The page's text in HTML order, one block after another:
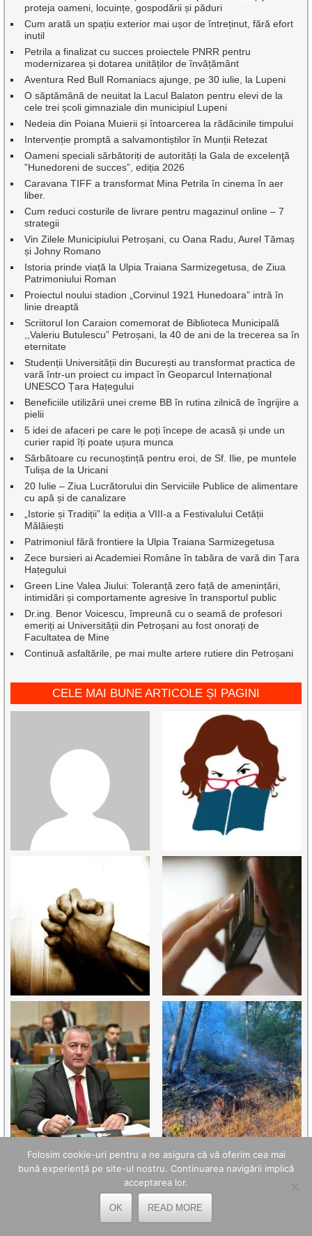
proteja oameni, locuințe, gospodării și păduri
Cum arată un spațiu exterior mai ușor de întreținut, fără efort
inutil
Petrila a finalizat cu succes proiectele PNRR pentru
modernizarea și dotarea unităților de învățământ
Aventura Red Bull Romaniacs ajunge, pe 30 iulie, la Lupeni
O săptămână de neuitat la Lacul Balaton pentru elevi de la
cele trei școli gimnaziale din municipiul Lupeni
Nedeia din Poiana Muierii și întoarcerea la rădăcinile timpului
Intervenție promptă a salvamontiștilor în Munții Retezat
Oameni speciali sărbătoriți de autorități la Gala de excelenţă
”Hunedoreni de succes”, ediția 2026
Caravana TIFF a transformat Mina Petrila în cinema în aer
liber.
Cum reduci costurile de livrare pentru magazinul online – 7
strategii
Vin Zilele Municipiului Petroșani, cu Oana Radu, Aurel Tămaș
și Johny Romano
Istoria prinde viață la Ulpia Traiana Sarmizegetusa, de Ziua
Patrimoniului Roman
Proiectul noului stadion „Corvinul 1921 Hunedoara” intră în
linie dreaptă
Scriitorul Ion Caraion comemorat de Biblioteca Municipală
,,Valeriu Butulescu” Petroșani, la 40 de ani de la trecerea sa în
eternitate
Studenții Universității din București au transformat practica de
vară într-un proiect cu impact în Geoparcul Internațional
UNESCO Țara Hațegului
Beneficiile utilizării unei creme BB în rutina zilnică de îngrijire a
pielii
5 idei de afaceri pe care le poți începe de acasă și unde un
curier rapid îți poate ușura munca
Sărbătoare cu recunoștință pentru eroi, de Sf. Ilie, pe muntele
Tulișa de la Uricani
20 Iulie – Ziua Lucrătorului din Serviciile Publice de alimentare
cu apă și de canalizare
„Istorie și Tradiții” la ediția a VIII-a a Festivalului Cetății
Mălăiești
Patrimoniul fără frontiere la Ulpia Traiana Sarmizegetusa
Zece bursieri ai Academiei Române în tabăra de vară din Țara
Hațegului
Green Line Valea Jiului: Toleranță zero față de amenințări,
intimidări și comportamente agresive în transportul public
Dr.ing. Benor Voicescu, împreună cu o seamă de profesori
emeriți ai Universității din Petroșani au fost onorați de
Facultatea de Mine
Continuă asfaltările, pe mai multe artere rutiere din Petroșani
CELE MAI BUNE ARTICOLE ȘI PAGINI
Folosim cookie-uri pentru a ne asigura că vă oferim cea mai
bună experiență pe site-ul nostru. Continuarea navigării implică
acceptarea lor.
OK READ MORE